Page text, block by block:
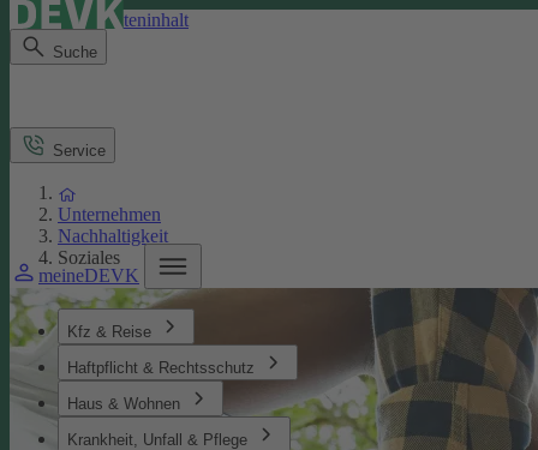
Direkt zum Seiteninhalt
Suche
meineDEVK
Kfz & Reise
Haftpflicht & Rechtsschutz
Haus & Wohnen
Krankheit, Unfall & Pflege
Service
Unternehmen
Nachhaltigkeit
Soziales